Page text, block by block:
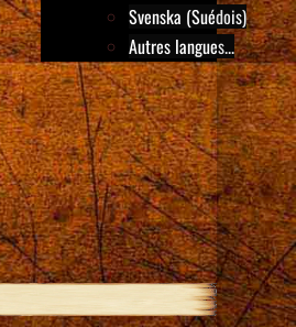
Svenska (Suédois)
Autres langues...